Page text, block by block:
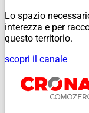
Lo spazio
interezza e per
questo territorio.
scopri il canale